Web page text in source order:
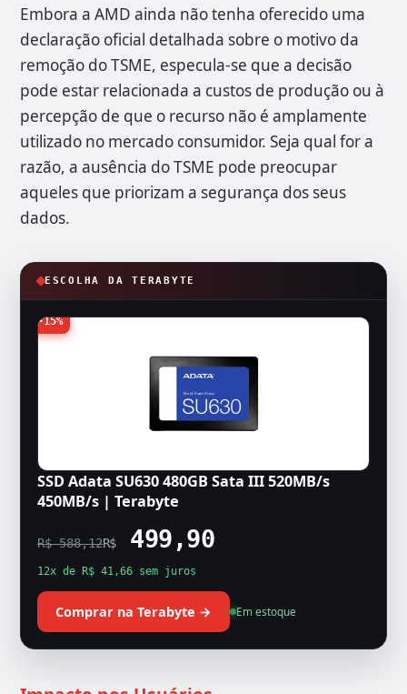
Embora a AMD ainda não tenha oferecido uma
declaração oficial detalhada sobre o motivo da
remoção do TSME, especula-se que a decisão
pode estar relacionada a custos de produção ou à
percepção de que o recurso não é amplamente
utilizado no mercado consumidor. Seja qual for a
razão, a ausência do TSME pode preocupar
aqueles que priorizam a segurança dos seus
dados.
ESCOLHA DA TERABYTE
-15%
SSD Adata SU630 480GB Sata III 520MB/s
450MB/s | Terabyte
R$ 588,12R$499,90
12x de R$ 41,66 sem juros
Comprar na Terabyte → Em estoque